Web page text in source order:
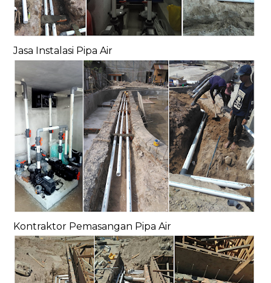
Jasa Instalasi Pipa Air
Kontraktor Pemasangan Pipa Air